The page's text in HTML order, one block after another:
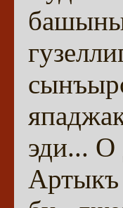
эди... О
Артыкъ